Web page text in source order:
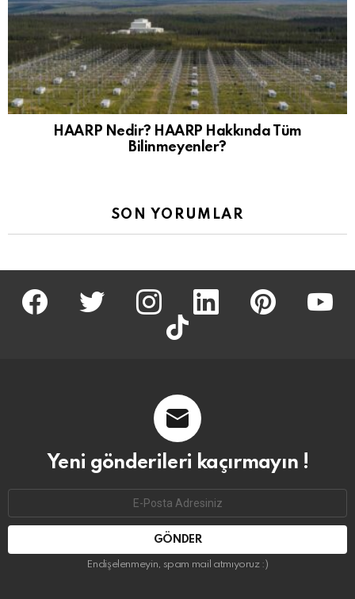
HAARP Nedir? HAARP Hakkında Tüm
Bilinmeyenler?
SON YORUMLAR
facebook twitter İnstagram linkedin pinterest
tiktok
Yeni gönderileri kaçırmayın !
Endişelenmeyin, spam mail atmıyoruz :)